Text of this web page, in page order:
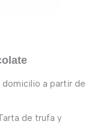
domicilio a partir de
de trufa y